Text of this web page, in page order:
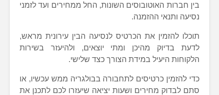
בין חברות האוטובוסים השונות, החל ממחירים ועד לזמני
נסיעה ותנאי ההזמנה.
תוכלו להזמין את הכרטיס לנסיעה הבין עירונית מראש,
לדעת בדיוק מהיכן ומתי יוצאים, ולהיעזר בשירות
הלקוחות היעיל במידת הצורך כצד שלישי.
כדי להזמין כרטיסים לתחבורה בבולגריה ממש עכשיו, או
סתם לבדוק מחירים ושעות יציאה שיעזרו לכם לתכנן את